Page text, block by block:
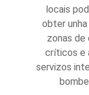
locais
obter
zonas
críticos e
servizos